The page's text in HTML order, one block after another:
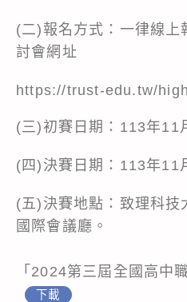
(二)報名方式：一律線上
討會網址
https://trust-edu.tw/
(三)初賽日期：113年11
(四)決賽日期：113年11
(五)決賽地點：致理科技
國際會議廳。
「2024第三屆全國高中
下載